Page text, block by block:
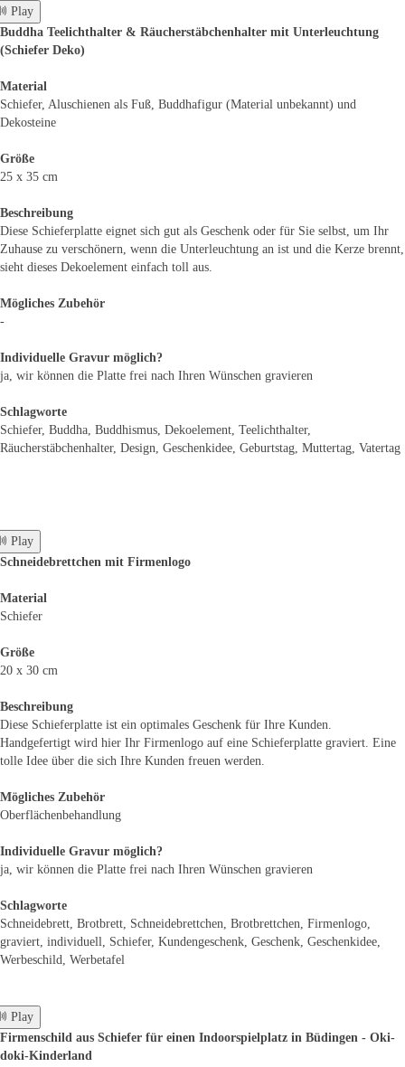
Play
Buddha Teelichthalter & Räucherstäbchenhalter mit Unterleuchtung
(Schiefer Deko)
Material
Schiefer, Aluschienen als Fuß, Buddhafigur (Material unbekannt) und
Dekosteine
Größe
25 x 35 cm
Beschreibung
Diese Schieferplatte eignet sich gut als Geschenk oder für Sie selbst, um Ihr
Zuhause zu verschönern, wenn die Unterleuchtung an ist und die Kerze brennt,
sieht dieses Dekoelement einfach toll aus.
Mögliches Zubehör
-
Individuelle Gravur möglich?
ja, wir können die Platte frei nach Ihren Wünschen gravieren
Schlagworte
Schiefer, Buddha, Buddhismus, Dekoelement, Teelichthalter,
Räucherstäbchenhalter, Design, Geschenkidee, Geburtstag, Muttertag, Vatertag
Play
Schneidebrettchen mit Firmenlogo
Material
Schiefer
Größe
20 x 30 cm
Beschreibung
Diese Schieferplatte ist ein optimales Geschenk für Ihre Kunden.
Handgefertigt wird hier Ihr Firmenlogo auf eine Schieferplatte graviert. Eine
tolle Idee über die sich Ihre Kunden freuen werden.
Mögliches Zubehör
Oberflächenbehandlung
Individuelle Gravur möglich?
ja, wir können die Platte frei nach Ihren Wünschen gravieren
Schlagworte
Schneidebrett, Brotbrett, Schneidebrettchen, Brotbrettchen, Firmenlogo,
graviert, individuell, Schiefer, Kundengeschenk, Geschenk, Geschenkidee,
Werbeschild, Werbetafel
Play
Firmenschild aus Schiefer für einen Indoorspielplatz in Büdingen - Oki-
doki-Kinderland